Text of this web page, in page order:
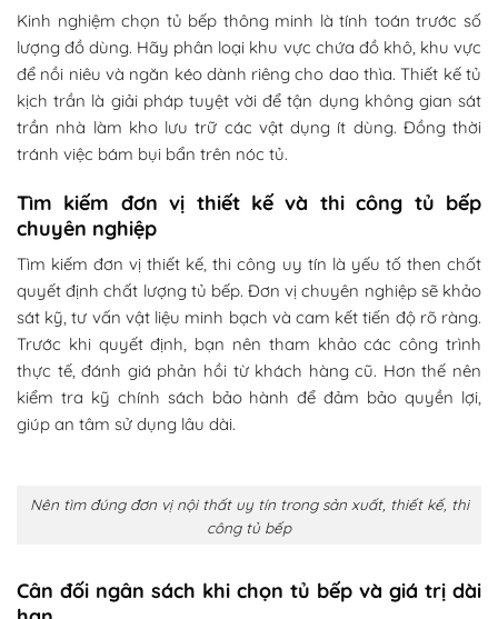
Kinh nghiệm chọn tủ bếp thông minh là tính toán trước số
lượng đồ dùng. Hãy phân loại khu vực chứa đồ khô, khu vực
để nồi niêu và ngăn kéo dành riêng cho dao thìa. Thiết kế tủ
kịch trần là giải pháp tuyệt vời để tận dụng không gian sát
trần nhà làm kho lưu trữ các vật dụng ít dùng. Đồng thời
tránh việc bám bụi bẩn trên nóc tủ.
Tìm kiếm đơn vị thiết kế và thi công tủ bếp
chuyên nghiệp
Tìm kiếm đơn vị thiết kế, thi công uy tín là yếu tố then chốt
quyết định chất lượng tủ bếp. Đơn vị chuyên nghiệp sẽ khảo
sát kỹ, tư vấn vật liệu minh bạch và cam kết tiến độ rõ ràng.
Trước khi quyết định, bạn nên tham khảo các công trình
thực tế, đánh giá phản hồi từ khách hàng cũ. Hơn thế nên
kiểm tra kỹ chính sách bảo hành để đảm bảo quyền lợi,
giúp an tâm sử dụng lâu dài.
Nên tìm đúng đơn vị nội thất uy tín trong sản xuất, thiết kế, thi
công tủ bếp
Cân đối ngân sách khi chọn tủ bếp và giá trị dài